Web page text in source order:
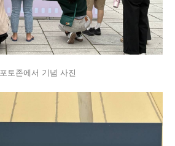
포토존에서 기념 사진